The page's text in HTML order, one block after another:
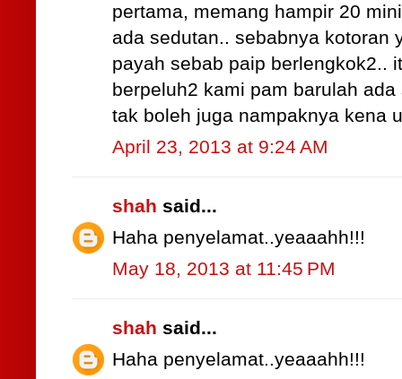
pertama, memang hampir 20
ada sedutan.. sebabnya kotoran
payah sebab paip berlengkok2..
berpeluh2 kami pam barulah
tak boleh juga nampaknya kena
April 23, 2013 at 9:24 AM
shah said...
Haha penyelamat..yeaaahh!!!
May 18, 2013 at 11:45 PM
shah said...
Haha penyelamat..yeaaahh!!!